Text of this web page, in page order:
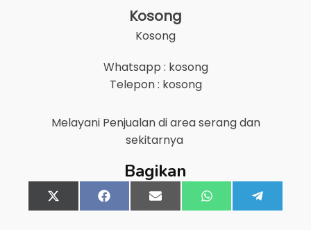
Kosong
Kosong
Whatsapp : kosong
Telepon : kosong
Melayani Penjualan di areaserangdan
sekitarnya
Bagikan
Share
on
X
(Twitter)
Share
on
FacebookShare
on
Email Share
on
WhatsApp
on